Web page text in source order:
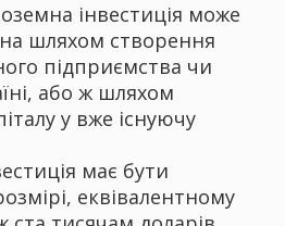
інвестиція може
шляхом створення
підприємства чи
або ж шляхом
у вже існуючу
має бути
еквівалентному